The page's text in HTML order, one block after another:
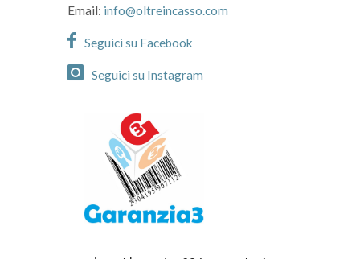
Email: info@oltreincasso.com
Seguici su Facebook
Seguici su Instagram